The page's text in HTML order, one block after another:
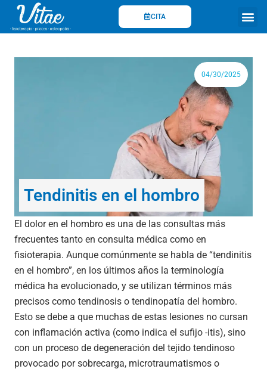
CITA
04/30/2025
Tendinitis en el hombro
El dolor en el hombro es una de las consultas más
frecuentes tanto en consulta médica como en
fisioterapia. Aunque comúnmente se habla de “tendinitis
en el hombro”, en los últimos años la terminología
médica ha evolucionado, y se utilizan términos más
precisos como tendinosis o tendinopatía del hombro.
Esto se debe a que muchas de estas lesiones no cursan
con inflamación activa (como indica el sufijo -itis), sino
con un proceso de degeneración del tejido tendinoso
provocado por sobrecarga, microtraumatismos o